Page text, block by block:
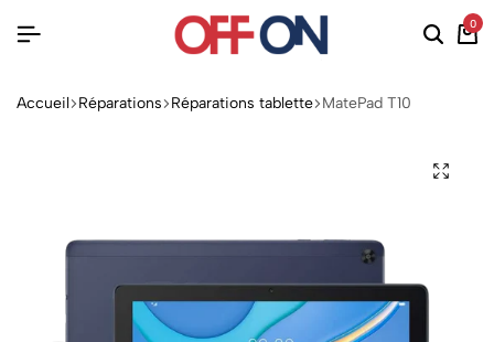
0
Accueil Réparations Réparations tablette MatePad T10